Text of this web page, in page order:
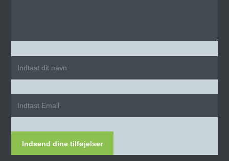
Indsend dine tilføjelser